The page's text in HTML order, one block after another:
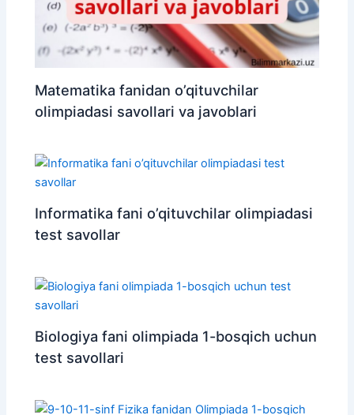
Matematika fanidan o’qituvchilar
olimpiadasi savollari va javoblari
Informatika fani o’qituvchilar olimpiadasi
test savollar
Biologiya fani olimpiada 1-bosqich uchun
test savollari